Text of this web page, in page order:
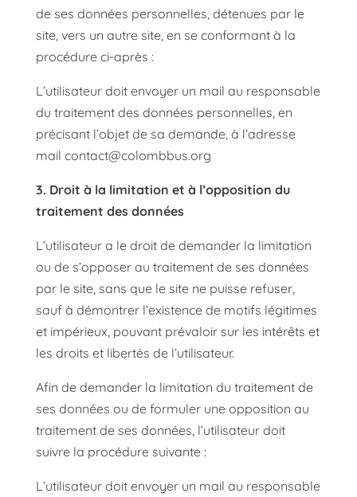
de ses données personnelles, détenues par le
site, vers un autre site, en se conformant à la
procédure ci-après :
L’utilisateur doit envoyer un mail au responsable
du traitement des données personnelles, en
précisant l’objet de sa demande, à l’adresse
mail contact@colombbus.org
3. Droit à la limitation et à l’opposition du
traitement des données
L’utilisateur a le droit de demander la limitation
ou de s’opposer au traitement de ses données
par le site, sans que le site ne puisse refuser,
sauf à démontrer l’existence de motifs légitimes
et impérieux, pouvant prévaloir sur les intérêts et
les droits et libertés de l’utilisateur.
Afin de demander la limitation du traitement de
ses données ou de formuler une opposition au
traitement de ses données, l’utilisateur doit
suivre la procédure suivante :
L’utilisateur doit envoyer un mail au responsable